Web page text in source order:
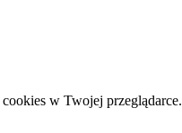
cookies w Twojej przeglądarce.